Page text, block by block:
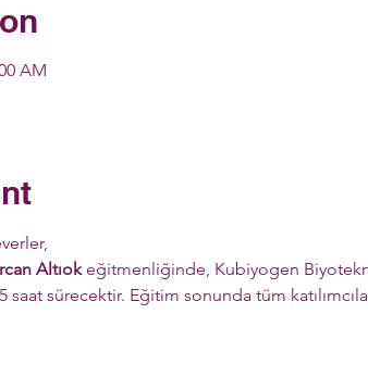
AM
Altıok eğitmenliğinde, Kubiyogen
sürecektir. Eğitim sonunda tüm